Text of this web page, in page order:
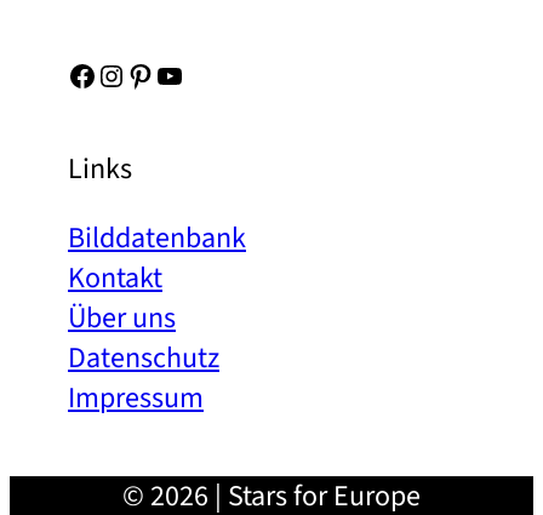
Facebook Instagram Pinterest YouTube
Links
Bilddatenbank
Kontakt
Über uns
Datenschutz
Impressum
© 2026 | Stars for Europe